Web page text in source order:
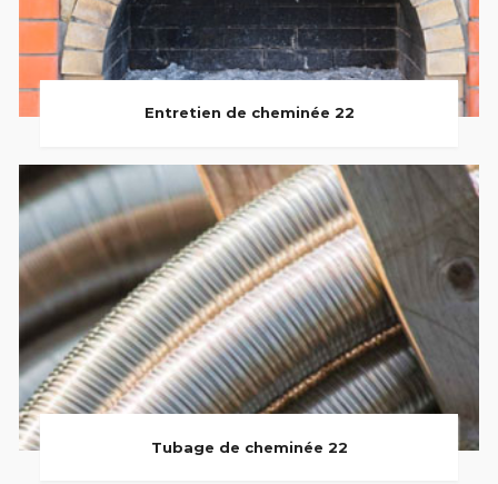
Entretien de cheminée 22
Tubage de cheminée 22